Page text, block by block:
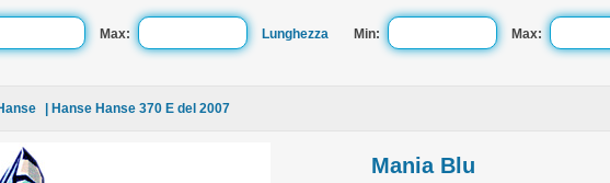
Max: Lunghezza Min: Max:
Hanse | Hanse Hanse 370 E del 2007
Mania Blu